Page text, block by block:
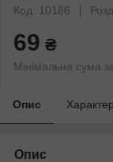
Код: 10186
69 ₴
Мінімальна сума
Опис
Опис